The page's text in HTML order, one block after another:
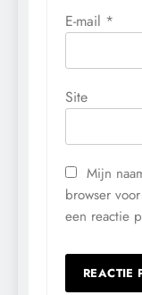
E-mail *
Site
Mijn
browser
een reactie